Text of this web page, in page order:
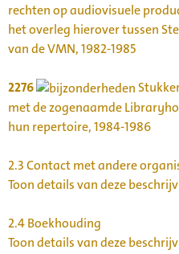
rechten op audiovisuele
het overleg hierover tussen
van de VMN, 1982-1985
2276
met de zogenaamde
hun repertoire, 1984-1986
2.3Contact met andere
Toon details van deze
2.4Boekhouding
Toon details van deze